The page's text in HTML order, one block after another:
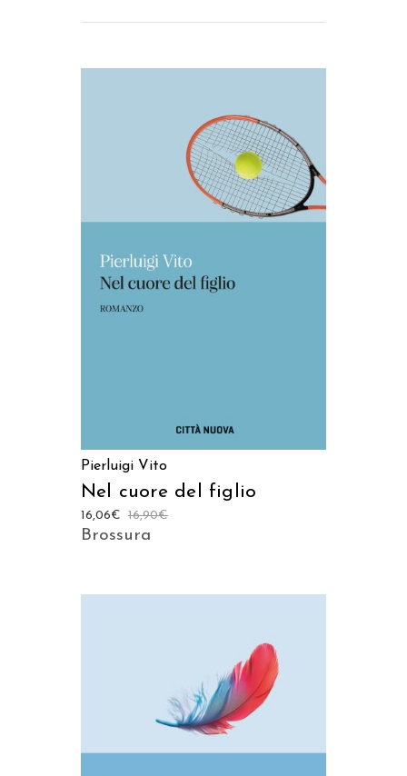
AGGIUNGI AL CARRELLO
Pierluigi Vito
Nel cuore del figlio
16,90€
16,06€
Brossura